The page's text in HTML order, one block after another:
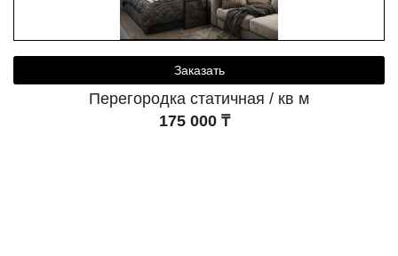
Перегородка статичная / кв м
175 000 ₸
Заказать